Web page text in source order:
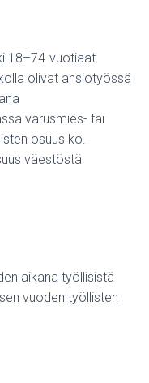
18–74-vuotiaat
olivat ansiotyössä
varusmies- tai
osuus ko.
väestöstä
aikana työllisistä
vuoden työllisten